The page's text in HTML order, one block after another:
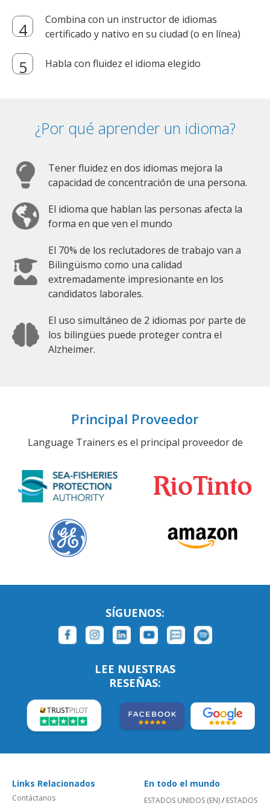
Combina con un instructor de idiomas
certificado y nativo en su ciudad (o en línea)
Habla con fluidez el idioma elegido
¿Por qué aprender un idioma?
Tener fluidez en dos idiomas mejora la
capacidad de concentración de una persona.
El idioma que hablan las personas afecta la
forma en que ven el mundo
El 70% de los reclutadores de trabajo van a
Bilingüismo como una calidad
extremadamente impresionante en los
candidatos laborales.
El uso simultáneo de 2 idiomas por parte de
los bilingües puede proteger contra el
Alzheimer.
Principal Proveedor
Language Trainers es el principal proveedor de
SÍGUENOS:
LEE NUESTRAS
RESEÑAS:
Links Relacionados
Contáctanos
En todo el mundo
ESTADOS UNIDOS (EN)/ ESTADOS